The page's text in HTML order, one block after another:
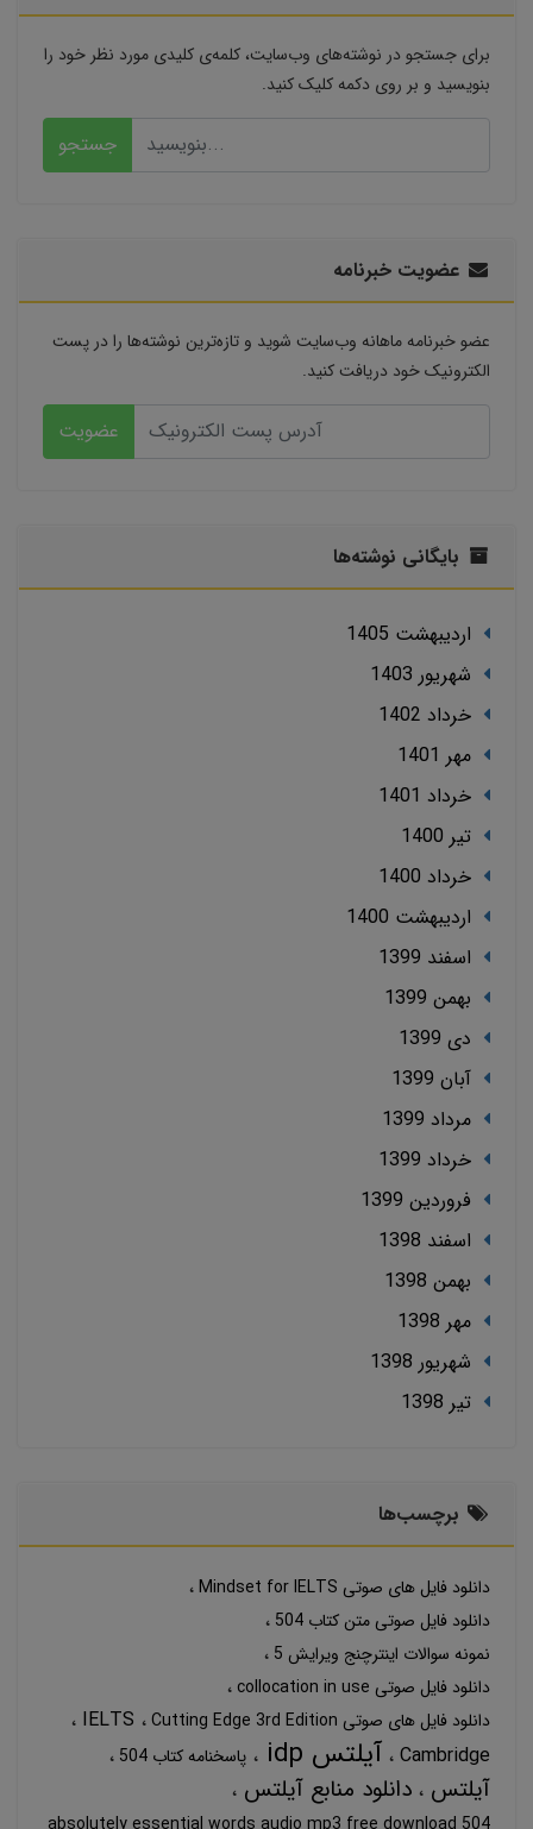
برای جستجو در نوشته‌های وب‌سایت، کلمه‌ی کلیدی مورد نظر خود را
بنویسید و بر روی دکمه کلیک کنید.
جستجو
عضویت خبرنامه
عضو خبرنامه ماهانه وب‌سایت شوید و تازه‌ترین نوشته‌ها را در پست
الکترونیک خود دریافت کنید.
عضویت
بایگانی نوشته‌ها
ارديبهشت 1405
شهریور 1403
خرداد 1402
مهر 1401
خرداد 1401
تير 1400
خرداد 1400
ارديبهشت 1400
اسفند 1399
بهمن 1399
دی 1399
آبان 1399
مرداد 1399
خرداد 1399
فروردین 1399
اسفند 1398
بهمن 1398
مهر 1398
شهریور 1398
تير 1398
برچسب‌ها
دانلود فایل های صوتی Mindset for IELTS
دانلود فایل صوتی متن کتاب 504
نمونه سوالات اینترچنج ویرایش 5
دانلود فایل صوتی collocation in use
دانلود فایل های صوتی Cutting Edge 3rd Edition
IELTS
Cambridge آیلتس idp پاسخنامه کتاب 504
آیلتس دانلود منابع آیلتس